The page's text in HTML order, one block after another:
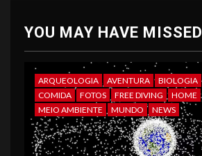
YOU MAY HAVE MISSED
ARQUEOLOGIA AVENTURA
BIOLOGIA
COMIDA
FOTOS FREE DIVING
HOME
MEIO AMBIENTE
MUNDO NEWS